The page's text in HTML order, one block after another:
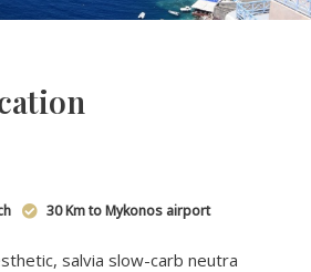
30 Km to Mykonos airport
salvia slow-carb neutra